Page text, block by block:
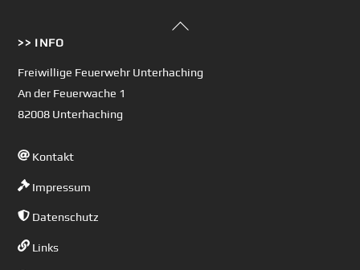
Back
>> INFO
Freiwillige Feuerwehr Unterhaching
An der Feuerwache 1
82008 Unterhaching
Kontakt
Impressum
Datenschutz
Links